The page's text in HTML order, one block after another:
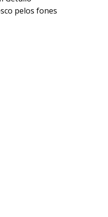
pelos fones